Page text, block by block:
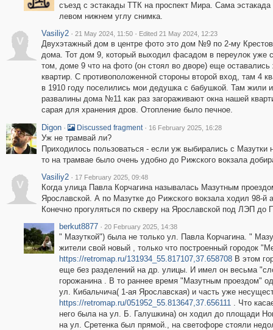
съезд с эстакады ТТК на проспект Мира. Сама
левом нижнем углу снимка.
V
Vasiliy2 · 21 May 2024, 11:50 · Edited 21 May 2024, 12:23
Двухэтажный дом в центре фото это дом №9 по 2-му
дома. Тот дом 9, который выходил фасадом в переулок уже
том, доме 9 что на фото (он стоял во дворе) еще
квартир. С противоположенной стороны второй вход, там 4
в 1910 году поселились мои дедушка с бабушкой. Там
развалины дома №11 как раз загораживают окна нашей
сарая для хранения дров. Отопление было печное.
Digon · Discussed fragment · 16 February 2025, 16:28
Уж не трамвай ли?
Приходилось пользоваться - если уж выбирались с Мазутки
то на трамвае было очень удобно до Рижского вокзала
V
Vasiliy2 · 17 February 2025, 09:48
Когда улица Павла Корчагина называлась Мазутным
Ярославской. А по Мазутке до Рижского вокзала ходил 98-й
Конечно прогуляться по скверу на Ярославской под ЛЭП до
berkut8877 · 20 February 2025, 14:38
" Мазуткой") была не только ул. Павла Корчагина. "
жители свой новый , только что построенный городок
https://retromap.ru/131934_55.817107,37.658708В этом
еще без разделений на др. улицы. И имел он весьма
горожанина . В то раннее время "Мазутным проездом"
ул. Кибальчича( 1-ая Ярославская) и часть уже
https://retromap.ru/051952_55.813647,37.656111. Что
него была на ул. Б. Галушкина) он ходил до площади
на ул. Сретенка был прямой., на светофоре стояли